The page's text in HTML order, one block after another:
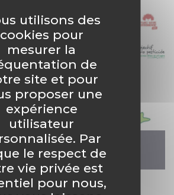
ou labellisées dans le Furan
utilisons des
cookies pour
mesurer la
de
site et pour
proposer une
expérience
utilisateur
Par
le respect de
vie privée est
pour nous,